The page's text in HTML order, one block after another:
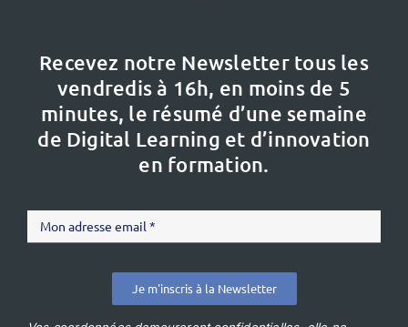
Recevez notre Newsletter tous les
vendredis à 16h, en moins de 5
minutes, le résumé d’une semaine
de Digital Learning et d’innovation
en formation.
Je m'inscris à la Newsletter